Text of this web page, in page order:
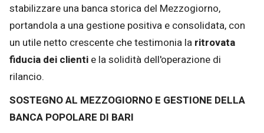
stabilizzare una banca storica del Mezzogiorno,
portandola a una gestione positiva e consolidata, con
un utile netto crescente che testimonia la ritrovata
fiducia dei clienti e la solidità dell'operazione di
rilancio.
SOSTEGNO AL MEZZOGIORNO E GESTIONE DELLA
BANCA POPOLARE DI BARI